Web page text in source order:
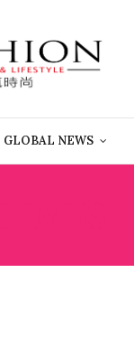
GLOBAL NEWS